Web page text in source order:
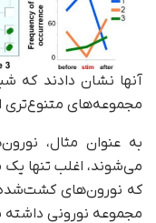
آنها نشان دادند که
مجموعه‌های متنوع‌تری
به عنوان مثال،
می‌شوند، اغلب تنها
که نورون‌های
مجموعه نورونی داشته